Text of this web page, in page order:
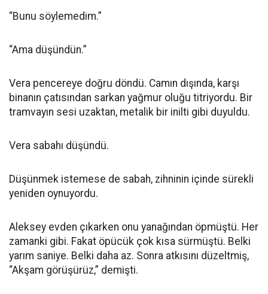
“Bunu söylemedim.”
“Ama düşündün.”
Vera pencereye doğru döndü. Camın dışında, karşı
binanın çatısından sarkan yağmur oluğu titriyordu. Bir
tramvayın sesi uzaktan, metalik bir inilti gibi duyuldu.
Vera sabahı düşündü.
Düşünmek istemese de sabah, zihninin içinde sürekli
yeniden oynuyordu.
Aleksey evden çıkarken onu yanağından öpmüştü. Her
zamanki gibi. Fakat öpücük çok kısa sürmüştü. Belki
yarım saniye. Belki daha az. Sonra atkısını düzeltmiş,
“Akşam görüşürüz,” demişti.